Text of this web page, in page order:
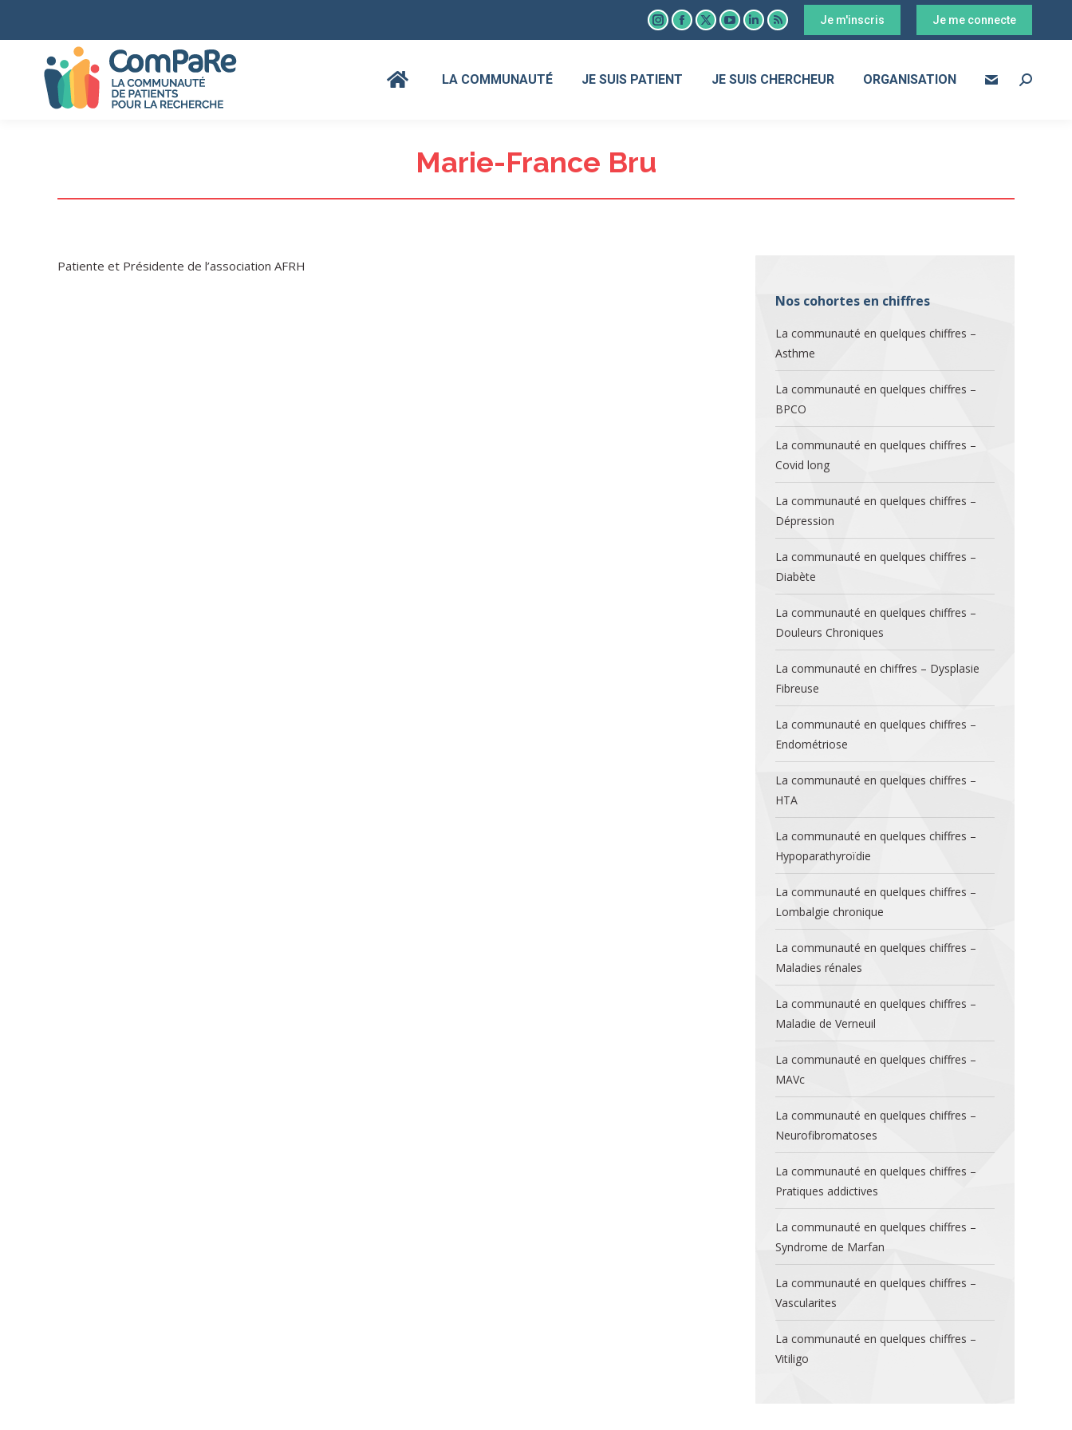
Instagram
opens
Facebook
opens
X
opens
YouTube
opens
LinkedIn
opens
RSS
opens
Je m'inscris Je me connecte
LA COMMUNAUTÉ JE SUIS PATIENT JE SUIS CHERCHEUR ORGANISATION Search:
Marie-France Bru
Patiente et Présidente de l’association AFRH
Nos cohortes en chiffres
La communauté en quelques chiffres –
Asthme
La communauté en quelques chiffres –
BPCO
La communauté en quelques chiffres –
Covid long
La communauté en quelques chiffres –
Dépression
La communauté en quelques chiffres –
Diabète
La communauté en quelques chiffres –
Douleurs Chroniques
La communauté en chiffres – Dysplasie
Fibreuse
La communauté en quelques chiffres –
Endométriose
La communauté en quelques chiffres –
HTA
La communauté en quelques chiffres –
Hypoparathyroïdie
La communauté en quelques chiffres –
Lombalgie chronique
La communauté en quelques chiffres –
Maladies rénales
La communauté en quelques chiffres –
Maladie de Verneuil
La communauté en quelques chiffres –
MAVc
La communauté en quelques chiffres –
Neurofibromatoses
La communauté en quelques chiffres –
Pratiques addictives
La communauté en quelques chiffres –
Syndrome de Marfan
La communauté en quelques chiffres –
Vascularites
La communauté en quelques chiffres –
Vitiligo